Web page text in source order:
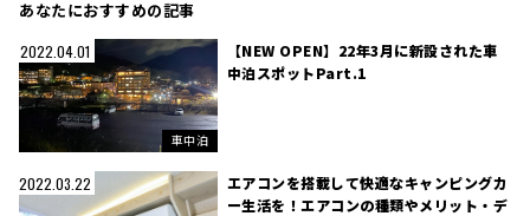
あなたにおすすめの記事
2022.04.01
車中泊
【NEW OPEN】22年3月に新設された車
中泊スポットPart.1
2022.03.22
エアコンを搭載して快適なキャンピングカ
ー生活を！エアコンの種類やメリット・デ